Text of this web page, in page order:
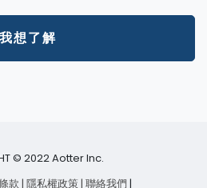
我想了解
© 2022 Aotter Inc.
款| 隱私權政策| 聯絡我們 |